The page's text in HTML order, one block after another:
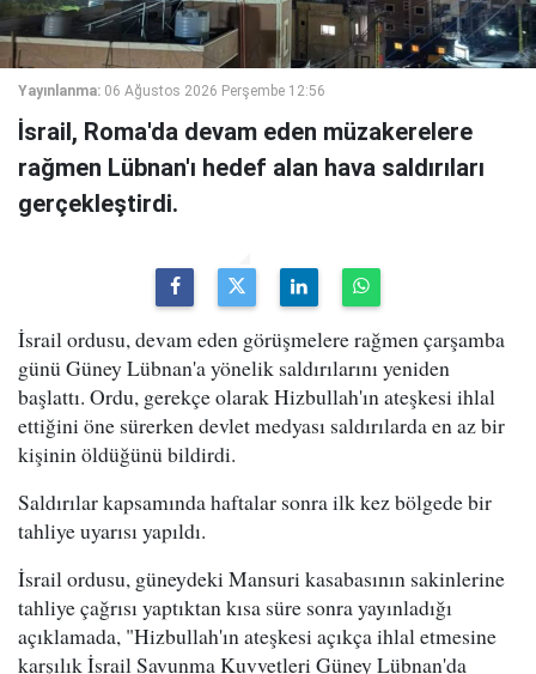
Yayınlanma: 06 Ağustos 2026 Perşembe 12:56
İsrail, Roma'da devam eden müzakerelere
rağmen Lübnan'ı hedef alan hava saldırıları
gerçekleştirdi.
İsrail ordusu, devam eden görüşmelere rağmen çarşamba
günü Güney Lübnan'a yönelik saldırılarını yeniden
başlattı. Ordu, gerekçe olarak Hizbullah'ın ateşkesi ihlal
ettiğini öne sürerken devlet medyası saldırılarda en az bir
kişinin öldüğünü bildirdi.
Saldırılar kapsamında haftalar sonra ilk kez bölgede bir
tahliye uyarısı yapıldı.
İsrail ordusu, güneydeki Mansuri kasabasının sakinlerine
tahliye çağrısı yaptıktan kısa süre sonra yayınladığı
açıklamada, "Hizbullah'ın ateşkesi açıkça ihlal etmesine
karşılık İsrail Savunma Kuvvetleri Güney Lübnan'da